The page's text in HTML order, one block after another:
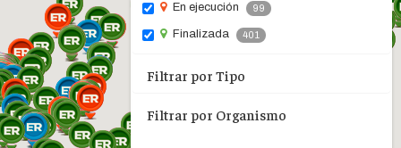
En ejecución 99
Finalizada 401
Filtrar por Tipo
Filtrar por Organismo